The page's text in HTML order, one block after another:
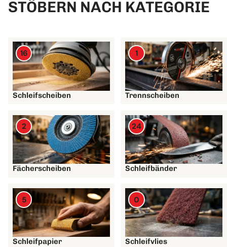
STÖBERN NACH KATEGORIE
Schleifscheiben
16
Trennscheiben
1
Fächerscheiben
2
Schleifbänder
24
Schleifpapier
5
Schleifvlies
0